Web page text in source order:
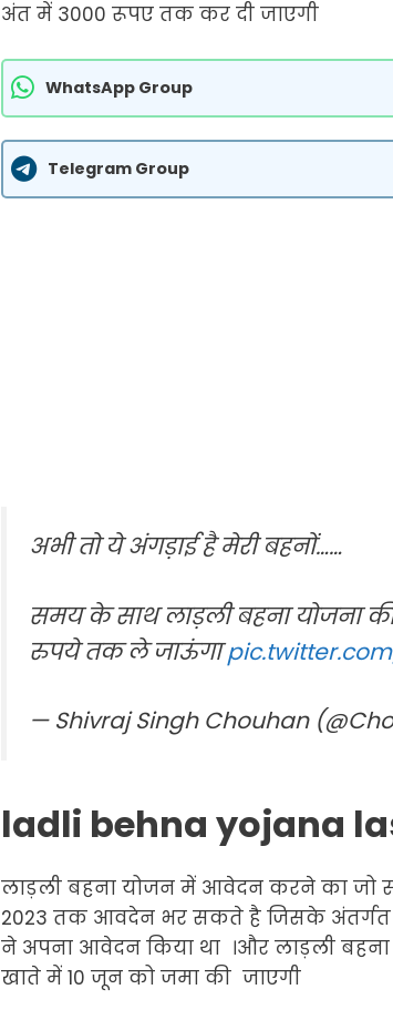
अंत में 3000 रूपए तक कर दी जाएगी
WhatsApp Group
Telegram Group
अभी तो ये अंगड़ाई है मेरी बहनों……
समय के साथ लाड़ली बहना योजना
रुपये तक ले जाऊंगा
— Shivraj Singh Chouhan
ladli behna yojana
लाड़ली बहना योजन में आवेदन करने का जो
2023 तक आवदेन भर सकते है जिसके अंतर्गत
ने अपना आवेदन किया था ।और लाड़ली
खाते में 10 जून को जमा की जाएगी